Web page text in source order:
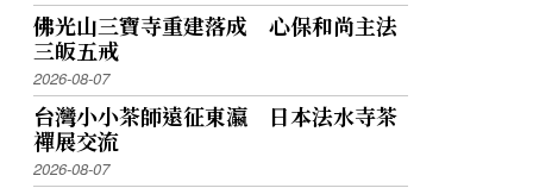
佛光山三寶寺重建落成 心保和尚主法
三皈五戒
2026-08-07
台灣小小茶師遠征東瀛 日本法水寺茶
禪展交流
2026-08-07